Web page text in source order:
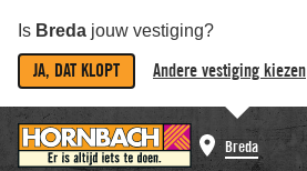
Is Breda jouw vestiging?
JA, DAT KLOPT Andere vestiging kiezen
Breda